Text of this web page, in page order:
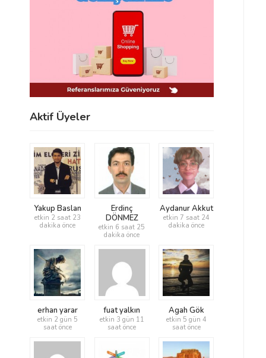
Aktif Üyeler
Yakup Baslan
etkin 2 saat 23
dakika önce
Erdinç
DÖNMEZ
etkin 6 saat 25
dakika önce
Aydanur Akkut
etkin 7 saat 24
dakika önce
erhan yarar
etkin 2 gün 5
saat önce
fuat yalkın
etkin 3 gün 11
saat önce
Agah Gök
etkin 5 gün 4
saat önce